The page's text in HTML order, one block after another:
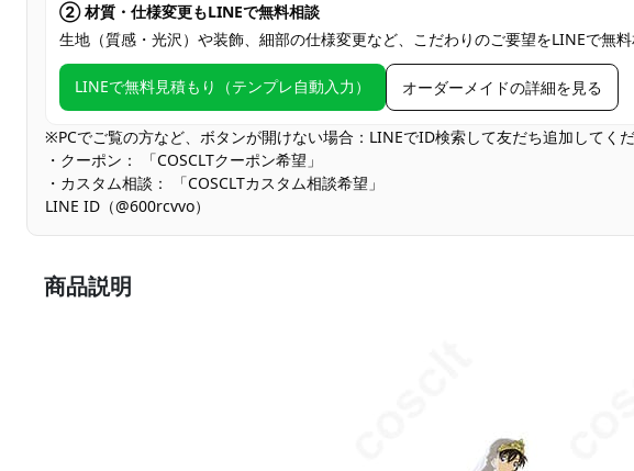
② 材質・仕様変更もLINEで無料相談
生地（質感・光沢）や装飾、細部の仕様変更など、こだわりのご要望をLINEで無
LINEで無料見積もり（テンプレ自動入力） オーダーメイドの詳細を見る
※PCでご覧の方など、ボタンが開けない場合：LINEでID検索して友だち追加してくだ
・クーポン： 「COSCLTクーポン希望」
・カスタム相談： 「COSCLTカスタム相談希望」
LINE ID（@600rcvvo）
商品説明